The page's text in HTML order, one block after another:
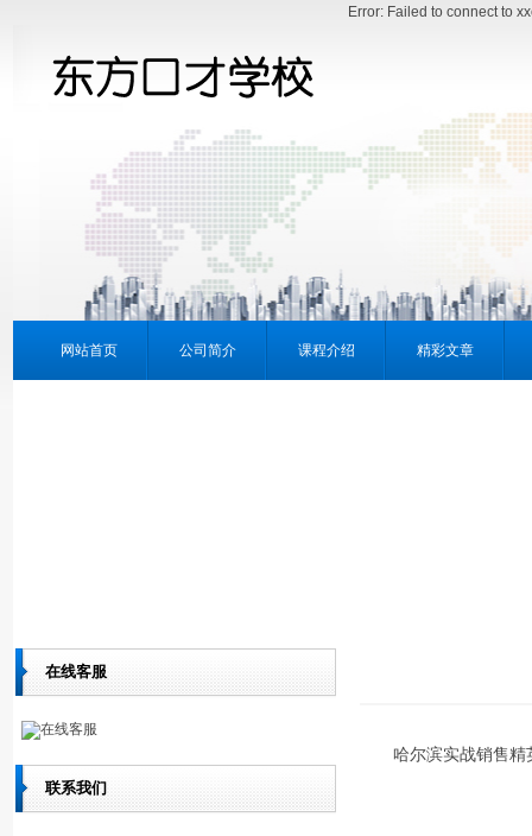
Error: Failed to connect to
网站首页 公司简介 课程介绍 精彩文章
在线客服
在线客服
联系我们
哈尔滨实战销售精